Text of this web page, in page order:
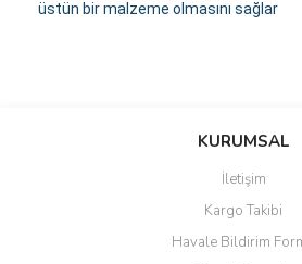
üstün bir malzeme olmasını sağlar
Bu ürüne ilk yorumu siz
Ürün resmi kalitesiz, bozuk veya
Ürün açıklamasında eksik bilgiler
KURUMSAL
İletişim
Kargo Takibi
Havale Bildirim